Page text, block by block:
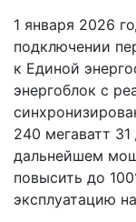
1 января 2026
подключении
к Единой
энергоблок с
240 мегаватт
дальнейшем
повысить до
эксплуатацию